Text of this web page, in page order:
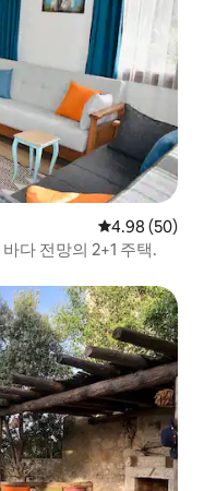
평점 4.98점(5
4.98 (50)
다 전망의 2+1 주택.